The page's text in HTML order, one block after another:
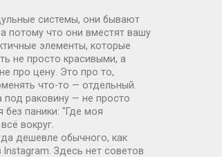
системы, они бывают
потому что они вместят вашу
элементы, которые
не просто красивыми, а
про цену. Это про то,
что-то — отдельный.
под раковину — не просто
паники: "Где моя
вокруг.
дешевле обычного, как
Здесь нет советов